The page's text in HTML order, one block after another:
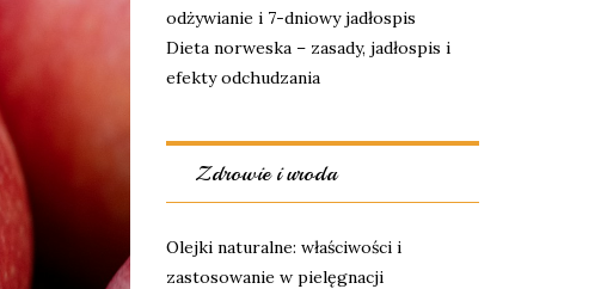
odżywianie i 7-dniowy jadłospis
Dieta norweska – zasady, jadłospis i
efekty odchudzania
Zdrowie i uroda
Olejki naturalne: właściwości i
zastosowanie w pielęgnacji